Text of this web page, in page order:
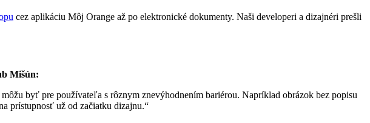
cez aplikáciu Môj Orange až po elektronické dokumenty. Naši developeri a dizajnéri prešli
Mišún:
byť pre používateľa s rôznym znevýhodnením bariérou. Napríklad obrázok bez popisu
prístupnosť už od začiatku dizajnu.“